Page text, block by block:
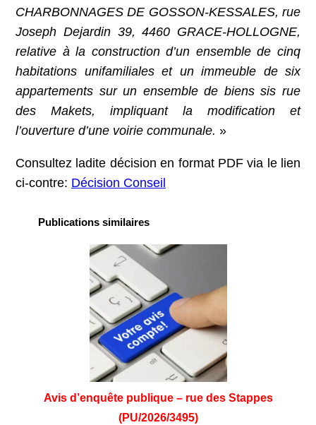
CHARBONNAGES DE GOSSON-KESSALES, rue
Joseph Dejardin 39, 4460 GRACE-HOLLOGNE,
relative à la construction d’un ensemble de cinq
habitations unifamiliales et un immeuble de six
appartements sur un ensemble de biens sis rue
des Makets, impliquant la modification et
l’ouverture d’une voirie communale. »
Consultez ladite décision en format PDF via le lien
ci-contre: Décision Conseil
Publications similaires
Avis d’enquête publique – rue des Stappes
(PU/2026/3495)